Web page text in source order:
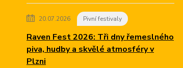
20.07.2026 Pivní festivaly
Raven Fest 2026: Tři dny řemeslného
piva, hudby a skvělé atmosféry v
Plzni